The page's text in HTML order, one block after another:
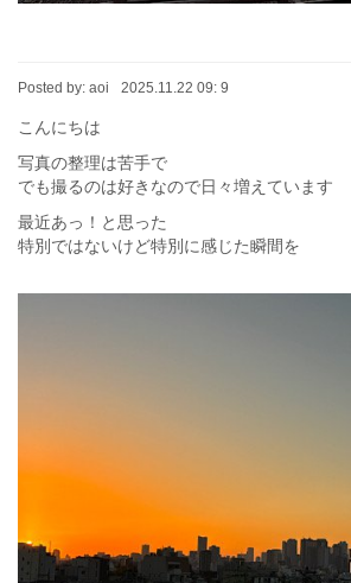
Posted by: aoi 2025.11.22 09: 9
こんにちは
写真の整理は苦手で
でも撮るのは好きなので日々増えています
最近あっ！と思った
特別ではないけど特別に感じた瞬間を